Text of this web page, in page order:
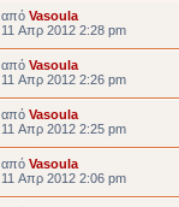
από Vasoula
11 Απρ 2012 2:28 pm
από Vasoula
11 Απρ 2012 2:26 pm
από Vasoula
11 Απρ 2012 2:25 pm
από Vasoula
11 Απρ 2012 2:06 pm